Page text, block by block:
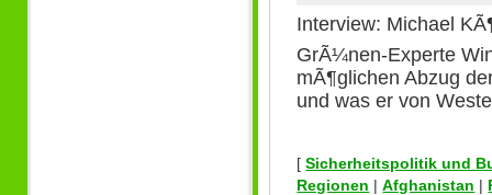
Interview: Michael
GrÃ¼nen-Experte
mÃ¶glichen Abzug
und was er von
[Sicherheitspolitik und
Regionen |Afghanistan |